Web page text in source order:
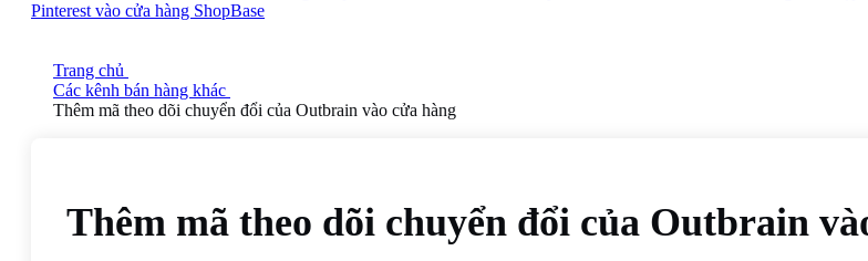
Pinterest vào cửa hàng ShopBase
Trang chủ
Các kênh bán hàng khác
Thêm mã theo dõi chuyển đổi của Outbrain vào cửa hàng
Thêm mã theo dõi chuyển đổi của Outbrain